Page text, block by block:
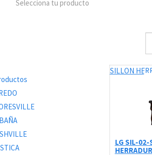
Selecciona tu producto
SILLON
LG SIL-02-